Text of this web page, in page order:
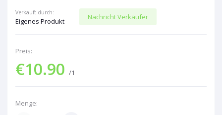
Verkauft durch:
Eigenes Produkt
Nachricht Verkäufer
Preis:
€10.90 /1
Menge: